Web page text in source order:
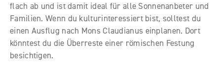
flach ab und ist damit ideal für alle Sonnenanbeter und
Familien. Wenn du kulturinteressiert bist, solltest du
einen Ausflug nach Mons Claudianus einplanen. Dort
könntest du die Überreste einer römischen Festung
besichtigen.